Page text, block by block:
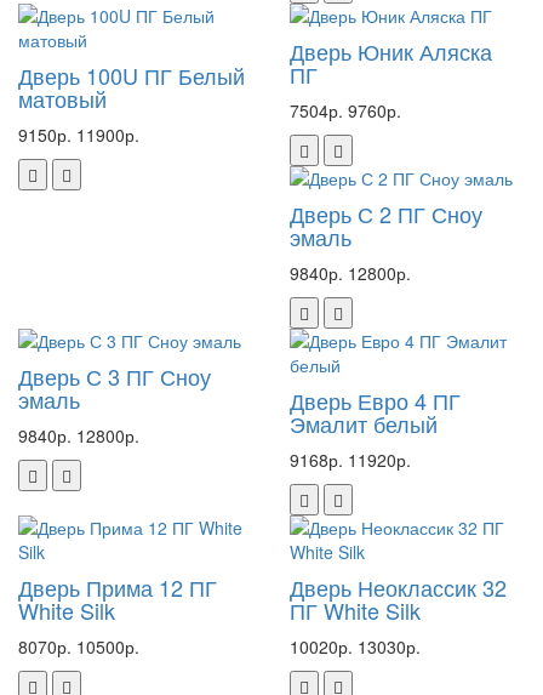
Дверь 100U ПГ Белый
матовый
9150р. 11900р.
Дверь Юник Аляска
ПГ
7504р. 9760р.
Дверь С 2 ПГ Сноу
эмаль
9840р. 12800р.
Дверь С 3 ПГ Сноу
эмаль
9840р. 12800р.
Дверь Евро 4 ПГ
Эмалит белый
9168р. 11920р.
Дверь Прима 12 ПГ
White Silk
8070р. 10500р.
Дверь Неоклассик 32
ПГ White Silk
10020р. 13030р.